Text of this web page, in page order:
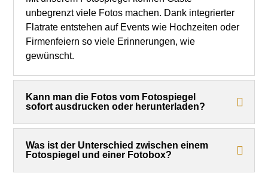
unbegrenzt viele Fotos machen. Dank integrierter
Flatrate entstehen auf Events wie Hochzeiten oder
Firmenfeiern so viele Erinnerungen, wie
gewünscht.
Kann man die Fotos vom Fotospiegel
sofort ausdrucken oder herunterladen?
Was ist der Unterschied zwischen einem
Fotospiegel und einer Fotobox?